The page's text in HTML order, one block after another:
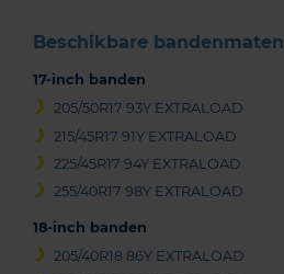
Beschikbare bandenmaten
17-inch banden
205/50R17 93Y EXTRALOAD
215/45R17 91Y EXTRALOAD
225/45R17 94Y EXTRALOAD
255/40R17 98Y EXTRALOAD
18-inch banden
205/40R18 86Y EXTRALOAD